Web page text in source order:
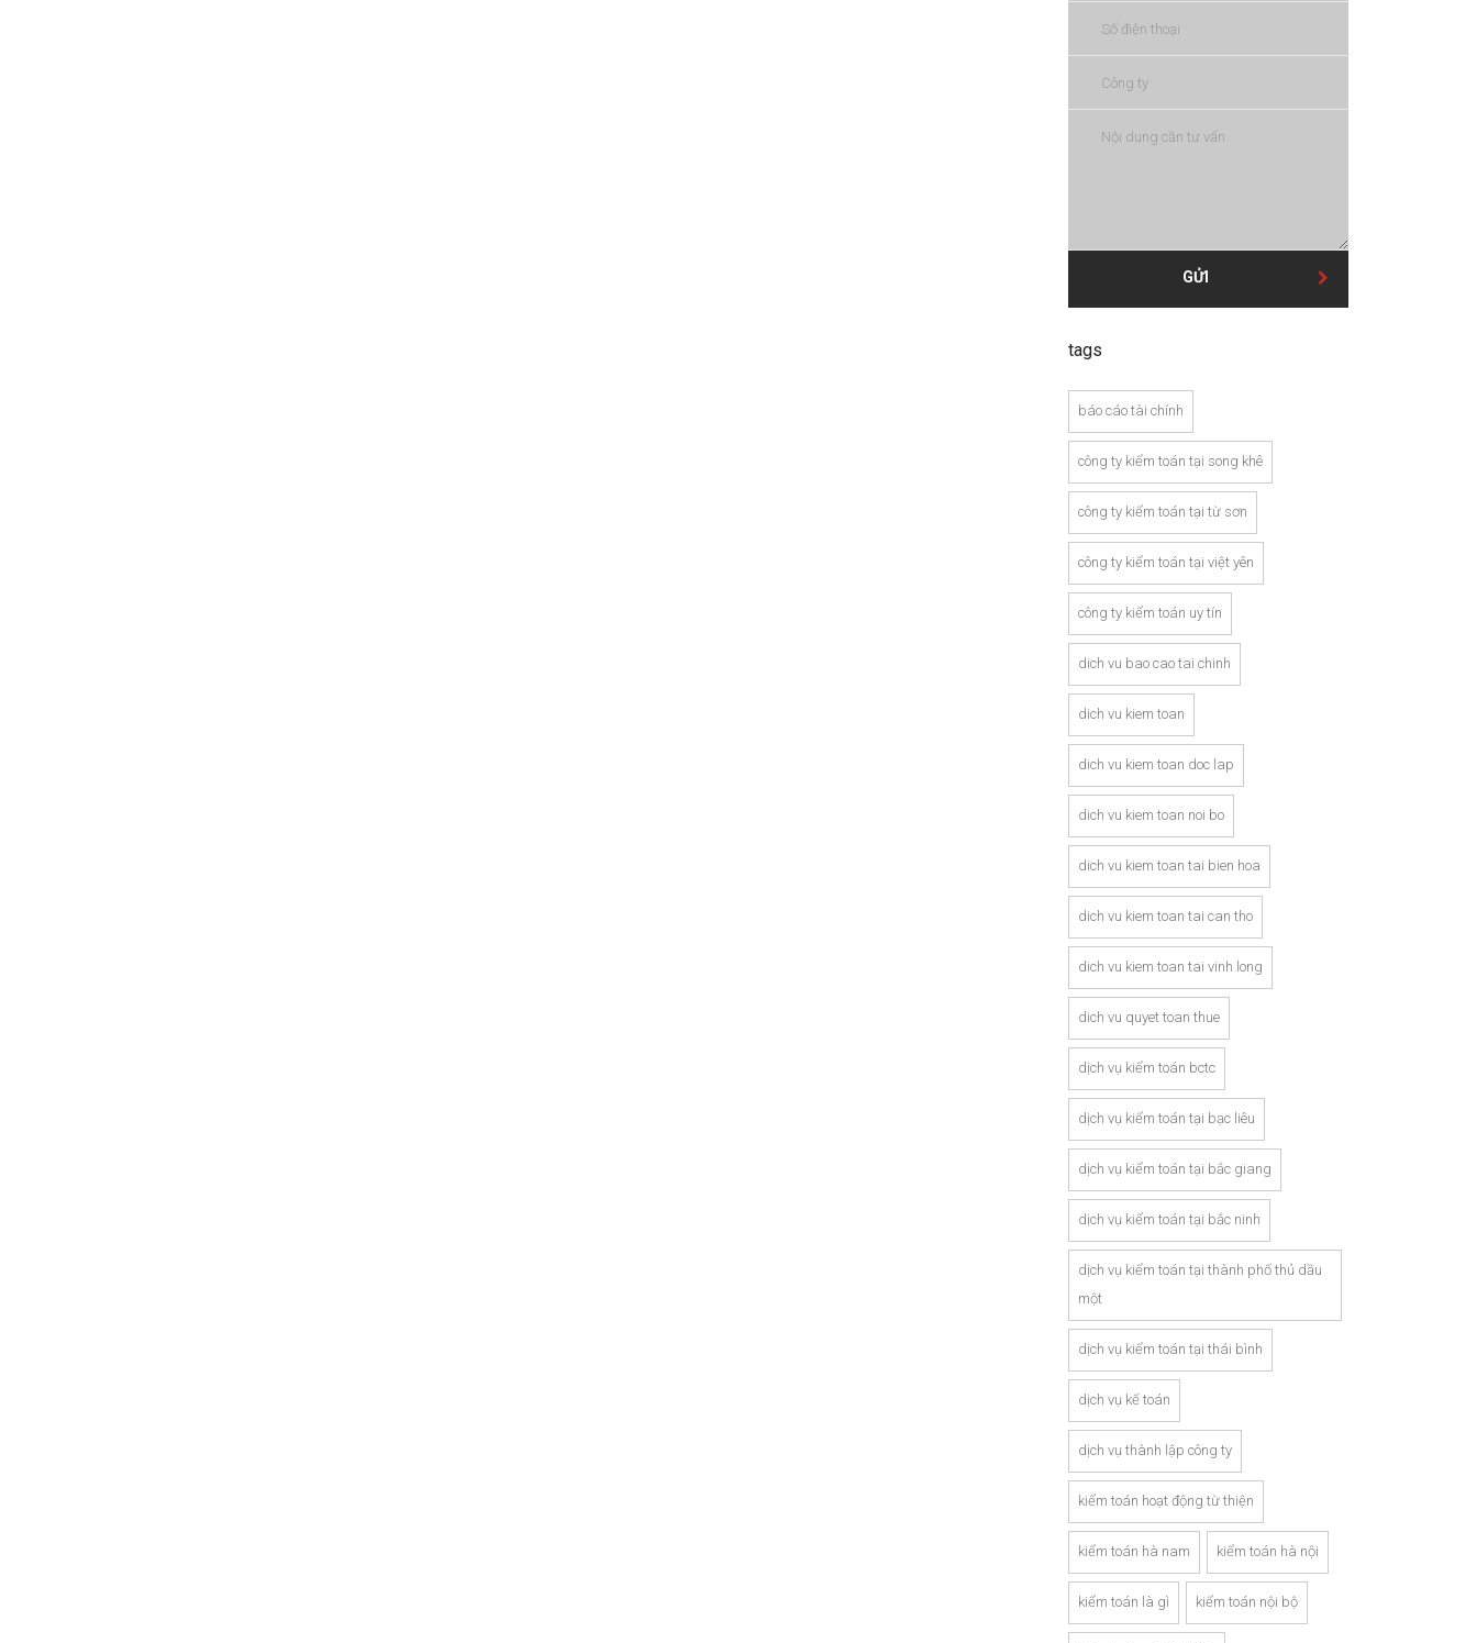
GỬI
tags
báo cáo tài chính
công ty kiểm toán tại song khê
công ty kiểm toán tại từ sơn
công ty kiểm toán tại việt yên
công ty kiểm toán uy tín
dich vu bao cao tai chinh
dich vu kiem toan
dich vu kiem toan doc lap
dich vu kiem toan noi bo
dich vu kiem toan tai bien hoa
dich vu kiem toan tai can tho
dich vu kiem toan tai vinh long
dich vu quyet toan thue
dịch vụ kiểm toán bctc
dịch vụ kiểm toán tại bạc liêu
dịch vụ kiểm toán tại bắc giang
dịch vụ kiểm toán tại bắc ninh
dịch vụ kiểm toán tại thành phố thủ dầu
một
dịch vụ kiểm toán tại thái bình
dịch vụ kế toán
dịch vụ thành lập công ty
kiểm toán hoạt động từ thiện
kiểm toán hà nam kiểm toán hà nội
kiểm toán là gì kiểm toán nội bộ